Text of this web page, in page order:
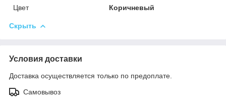
Цвет
Коричневый
Скрыть
Условия доставки
Доставка осуществляется только по предоплате.
Самовывоз